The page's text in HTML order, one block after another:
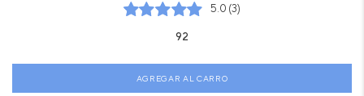
5.0 (3)
92
AGREGAR AL CARRO